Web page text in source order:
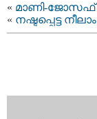
« മാണി-ജോസഫ്
« നഷ്ടപ്പെട്ട